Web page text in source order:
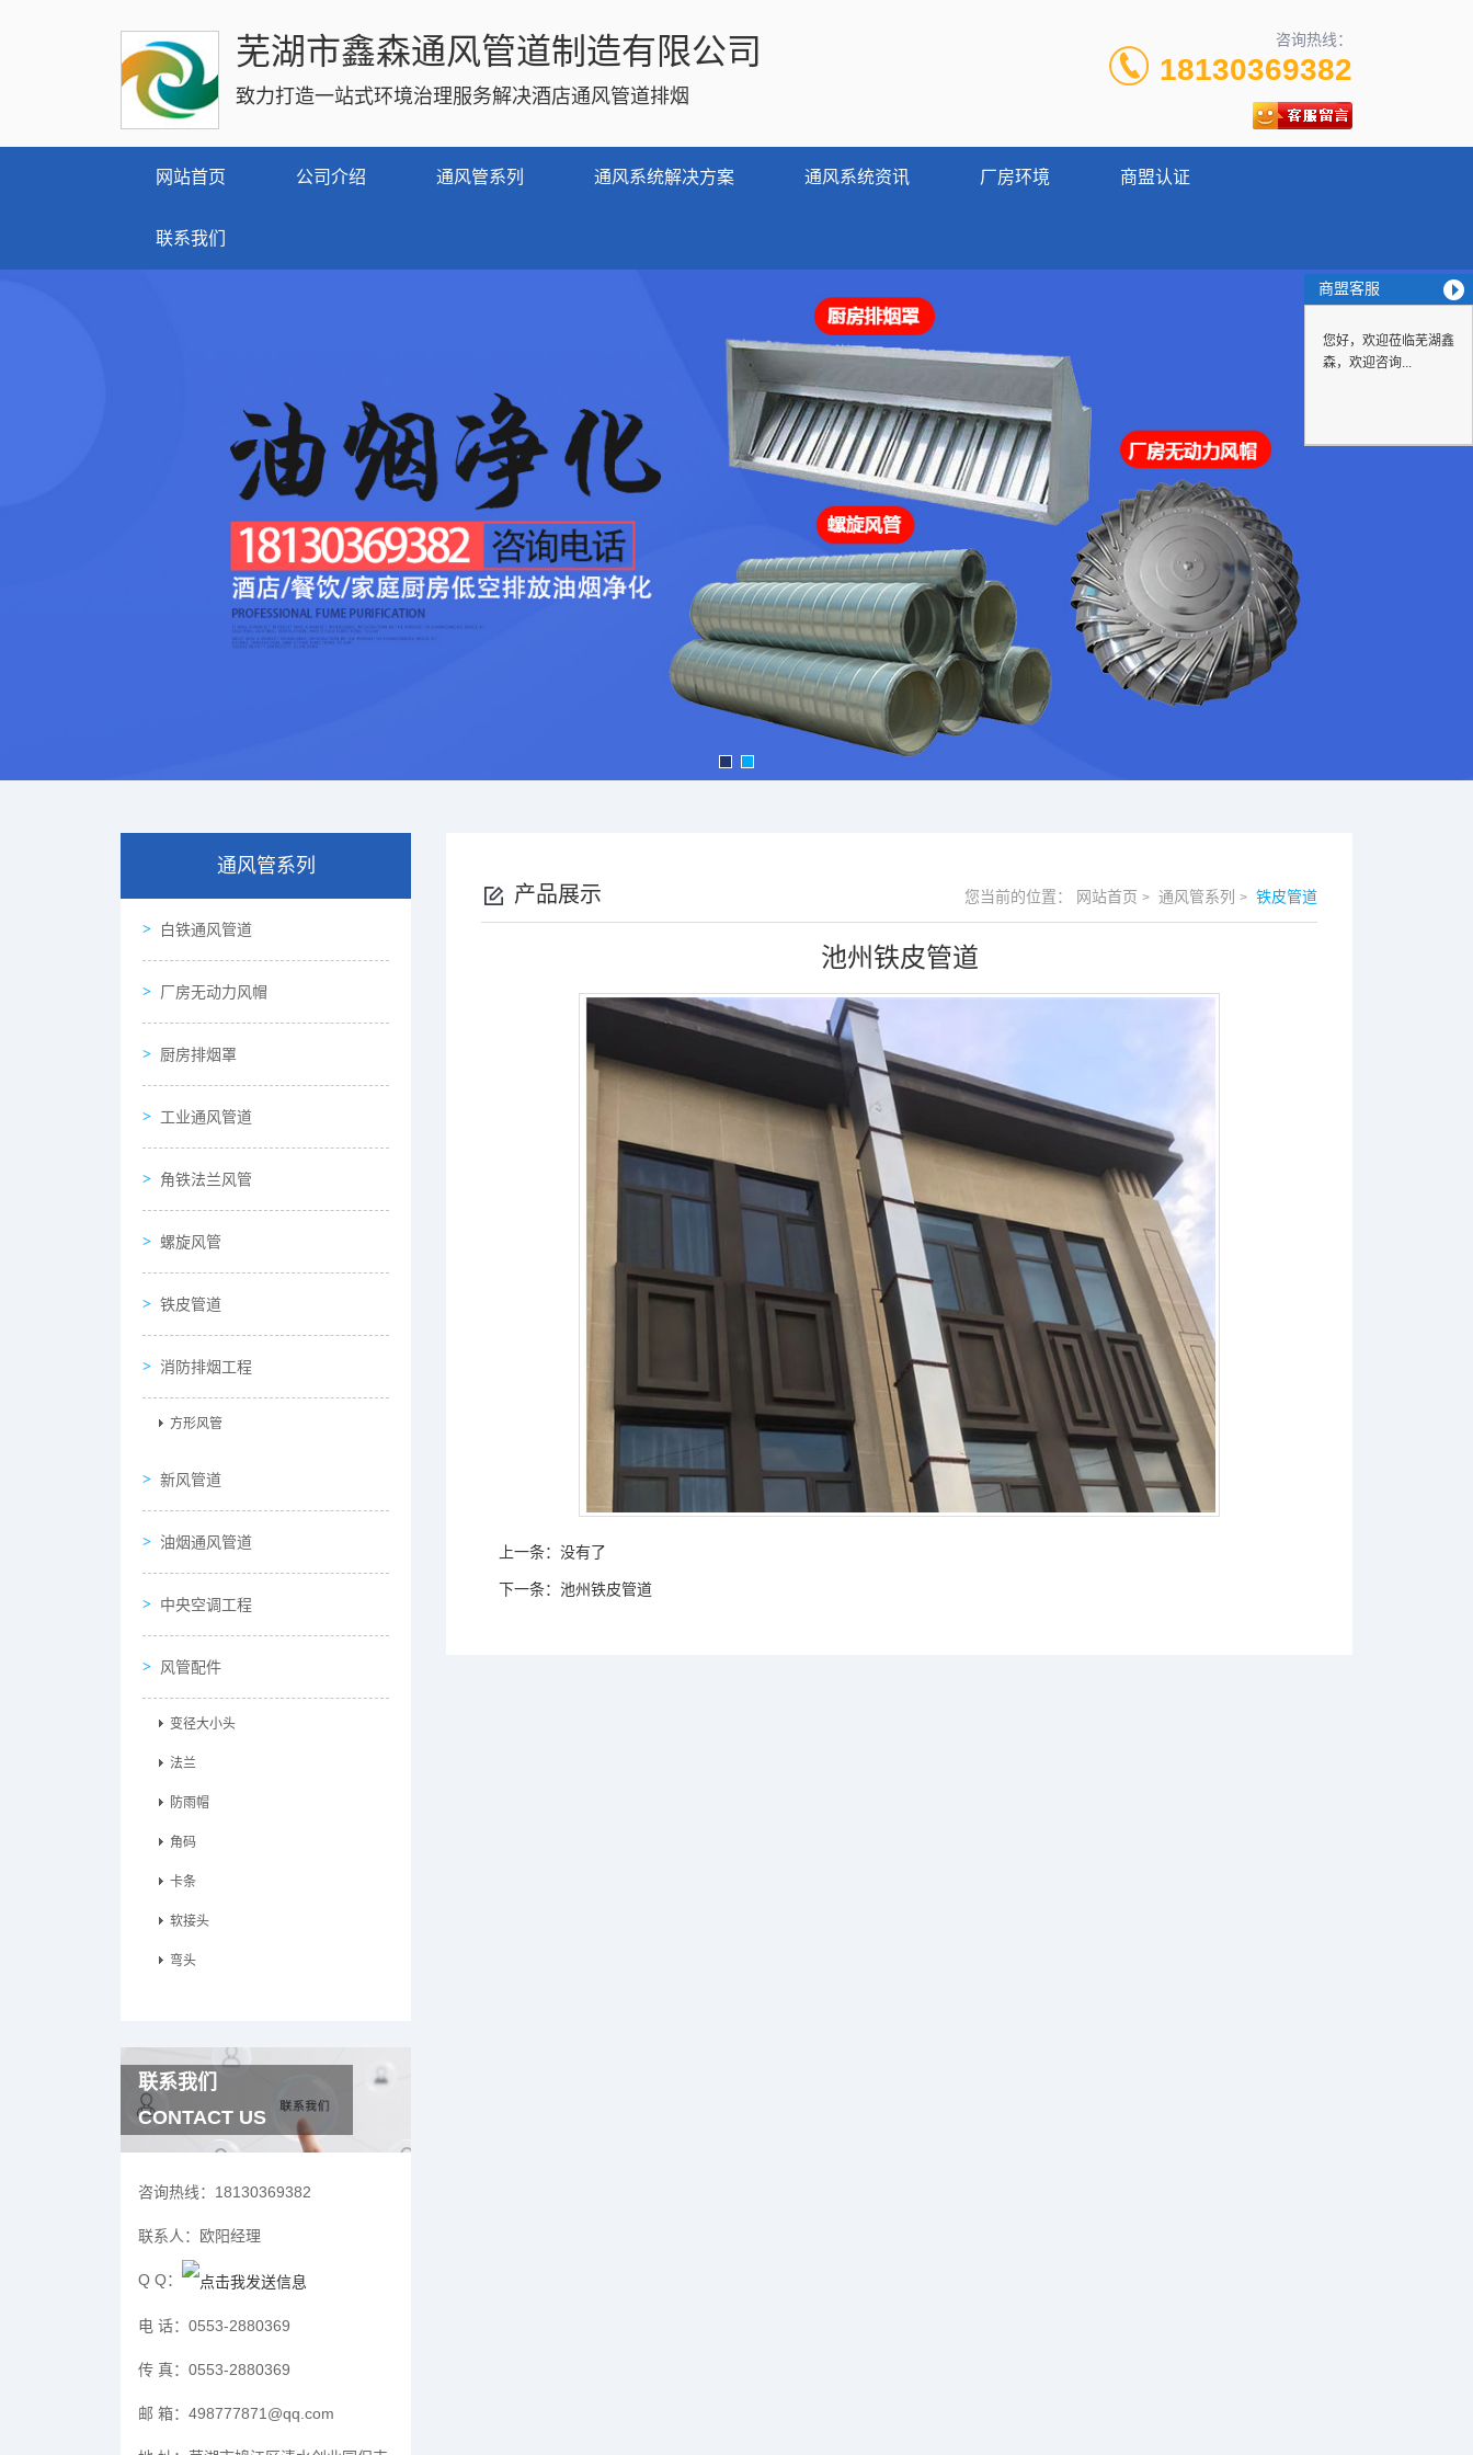
芜湖市鑫森通风管道制造有限公司
致力打造一站式环境治理服务解决酒店通风管道排烟
咨询热线：
18130369382
网站首页 公司介绍 通风管系列 通风系统解决方案 通风系统资讯 厂房环境 商盟认证
联系我们
通风管系列
白铁通风管道
厂房无动力风帽
厨房排烟罩
工业通风管道
角铁法兰风管
螺旋风管
铁皮管道
消防排烟工程
方形风管
新风管道
油烟通风管道
中央空调工程
风管配件
变径大小头
法兰
防雨帽
角码
卡条
软接头
弯头
联系我们
CONTACT US
咨询热线： 18130369382
联系人： 欧阳经理
Q Q：
电 话： 0553-2880369
传 真： 0553-2880369
邮 箱： 498777871@qq.com
产品展示 您当前的位置： 网站首页 > 通风管系列 > 铁皮管道
池州铁皮管道
上一条： 没有了
下一条： 池州铁皮管道
商盟客服
您好，欢迎莅临芜湖鑫
森，欢迎咨询...